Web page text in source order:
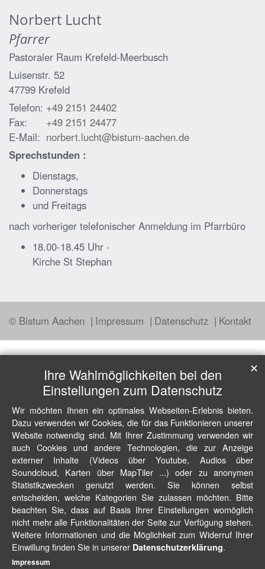
Norbert Lucht
Pfarrer
Pastoraler Raum Krefeld-Meerbusch
Luisenstr. 52
47799 Krefeld
Telefon: +49 2151 24402
Fax:
+49 2151 24477
E-Mail: norbert.lucht@bistum-aachen.de
Sprechstunden :
Dienstags,
Donnerstags
und Freitags
nach vorheriger telefonischer Anmeldung im Pfarrbüro
18.00-18.45 Uhr -
Kirche St Stephan
© Bistum Aachen Impressum Datenschutz Kontakt
Ihre Wahlmöglichkeiten bei den
Einstellungen zum Datenschutz
Wir möchten Ihnen ein optimales Webseiten-Erlebnis bieten.
Dazu verwenden wir Cookies, die für das Funktionieren unserer
Website notwendig sind. Mit Ihrer Zustimmung verwenden wir
auch Cookies und andere Technologien, die zur Anzeige
externer Inhalte (Videos über Youtube, Audios über
Soundcloud, Karten über MapTiler ...) oder zu anonymen
Statistikzwecken genutzt werden. Sie können selbst
entscheiden, welche Kategorien Sie zulassen möchten. Bitte
beachten Sie, dass auf Basis Ihrer Einstellungen womöglich
nicht mehr alle Funktionalitäten der Seite zur Verfügung stehen.
Weitere Informationen und die Möglichkeit zum Widerruf Ihrer
Einwillung finden Sie in unserer Datenschutzerklärung.
✕
Impressum